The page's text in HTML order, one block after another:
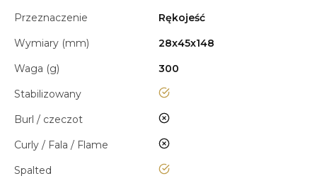
Przeznaczenie
Rękojeść
Wymiary (mm)
28x45x148
Waga (g)
300
Stabilizowany
tak
Burl / czeczot nie
Curly / Fala / Flame nie
Spalted tak